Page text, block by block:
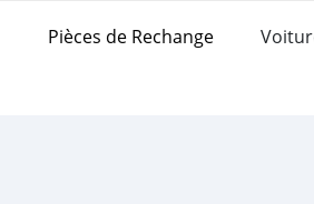
Pièces de Rechange